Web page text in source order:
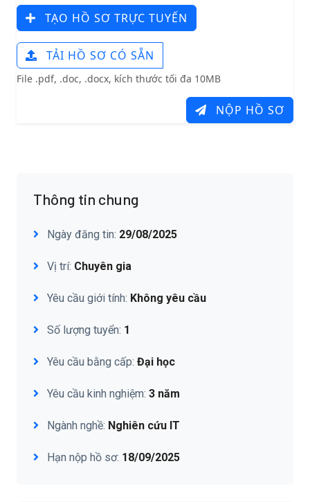
TẠO HỒ SƠ TRỰC TUYẾN
TẢI HỒ SƠ CÓ SẴN
File .pdf, .doc, .docx, kích thước tối đa 10MB
NỘP HỒ SƠ
Thông tin chung
Ngày đăng tin: 29/08/2025
Vị trí: Chuyên gia
Yêu cầu giới tính: Không yêu cầu
Số lượng tuyển: 1
Yêu cầu bằng cấp: Đại học
Yêu cầu kinh nghiệm: 3 năm
Ngành nghề: Nghiên cứu IT
Hạn nộp hồ sơ: 18/09/2025